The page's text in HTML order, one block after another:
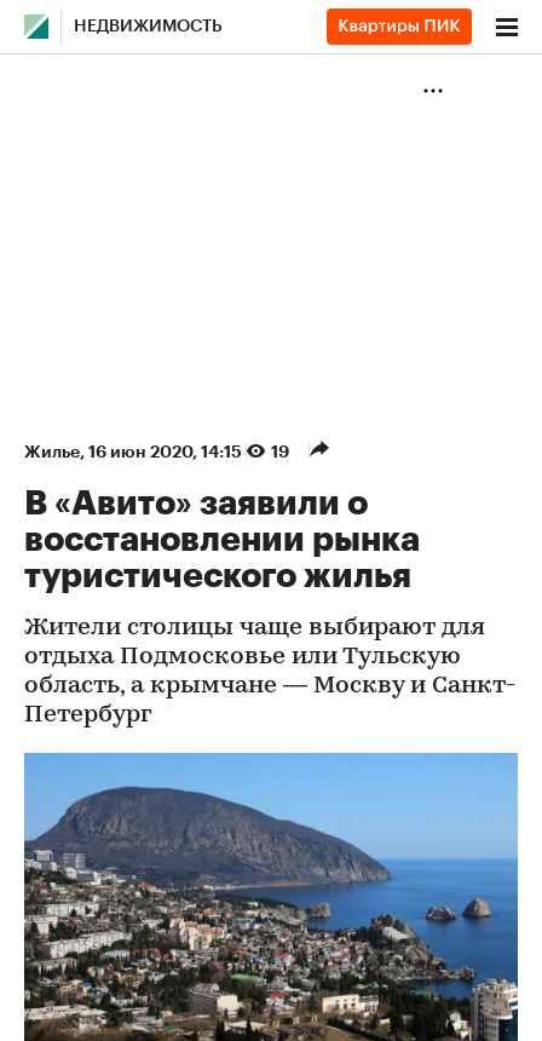
НЕДВИЖИМОСТЬ
Жилье⁠, 16 июн 2020, 14:15 19
В «Авито» заявили о
восстановлении рынка
туристического жилья
Жители столицы чаще выбирают для
отдыха Подмосковье или Тульскую
область, а крымчане — Москву и Санкт-
Петербург